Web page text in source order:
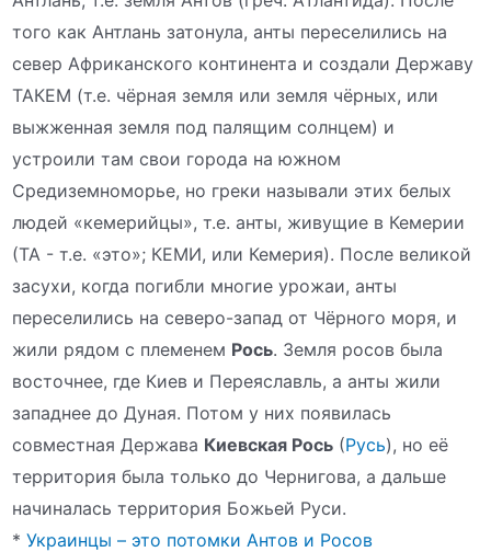
того как Антлань затонула, анты переселились на
север Африканского континента и создали Державу
ТАКЕМ (т.е. чёрная земля или земля чёрных, или
выжженная земля под палящим солнцем) и
устроили там свои города на южном
Средиземноморье, но греки называли этих белых
людей «кемерийцы», т.е. анты, живущие в Кемерии
(ТА - т.е. «это»; КЕМИ, или Кемерия). После великой
засухи, когда погибли многие урожаи, анты
переселились на северо-запад от Чёрного моря, и
жили рядом с племенем Рось. Земля росов была
восточнее, где Киев и Переяславль, а анты жили
западнее до Дуная. Потом у них появилась
совместная Держава Киевская Рось (Русь), но её
территория была только до Чернигова, а дальше
начиналась территория Божьей Руси.
*Украинцы – это потомки Антов и Росов